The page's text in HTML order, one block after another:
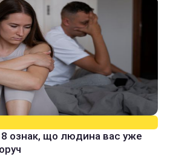
8 ознак, що людина вас уже